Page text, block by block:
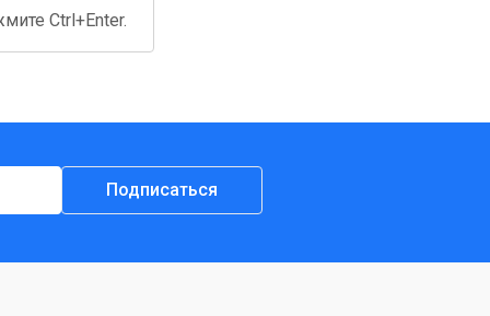
Ctrl+Enter.
Подписаться